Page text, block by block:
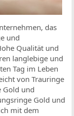
das
und
Qualität und
langlebige und
Tag im Leben
von Trauringe
Gold und
Gold und
mit dem